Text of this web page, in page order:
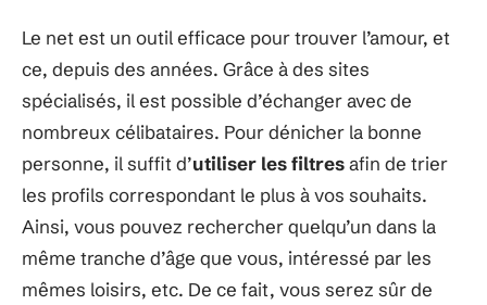
Le net est un outil efficace pour trouver l’amour, et
ce, depuis des années. Grâce à des sites
spécialisés, il est possible d’échanger avec de
nombreux célibataires. Pour dénicher la bonne
personne, il suffit d’utiliser les filtresafin de trier
les profils correspondant le plus à vos souhaits.
Ainsi, vous pouvez rechercher quelqu’un dans la
même tranche d’âge que vous, intéressé par les
mêmes loisirs, etc. De ce fait, vous serez sûr de